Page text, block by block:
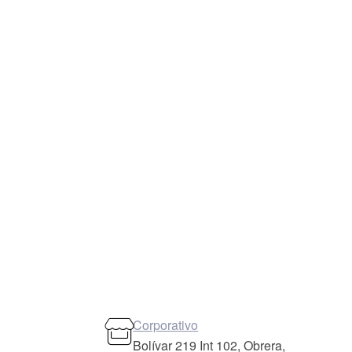
Corporativo
Bolívar 219 Int 102, Obrera,